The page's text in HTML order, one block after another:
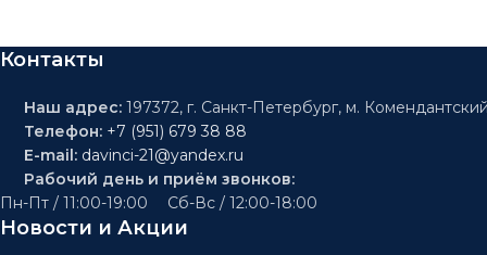
Контакты
Наш адрес: 197372, г. Санкт-Петербург, м.
Телефон: +7 (951) 679 38 88
E-mail: davinci-21@yandex.ru
Рабочий день и приём звонков:
Пн-Пт / 11:00-19:00 Сб-Вс / 12:00-18:00
Новости и Акции